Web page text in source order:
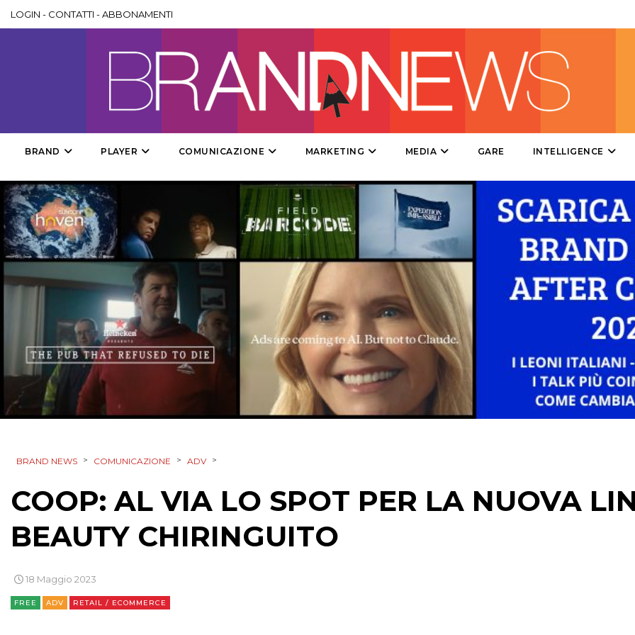
ESTERNA
RADIO / AUDIO
DATI
RICERCHE
PREVISIONI/SCENARI
NORMATIVE
TREND
CASE HISTORY
LOGIN - CONTATTI -ABBONAMENTI
BRAND PLAYER COMUNICAZIONE MARKETING MEDIA GARE INTELLIGENCE
BRAND NEWS > COMUNICAZIONE > ADV >
COOP: AL VIA LO SPOT PER LA NUOVA
BEAUTY CHIRINGUITO
18 Maggio 2023
FREE ADV RETAIL / ECOMMERCE